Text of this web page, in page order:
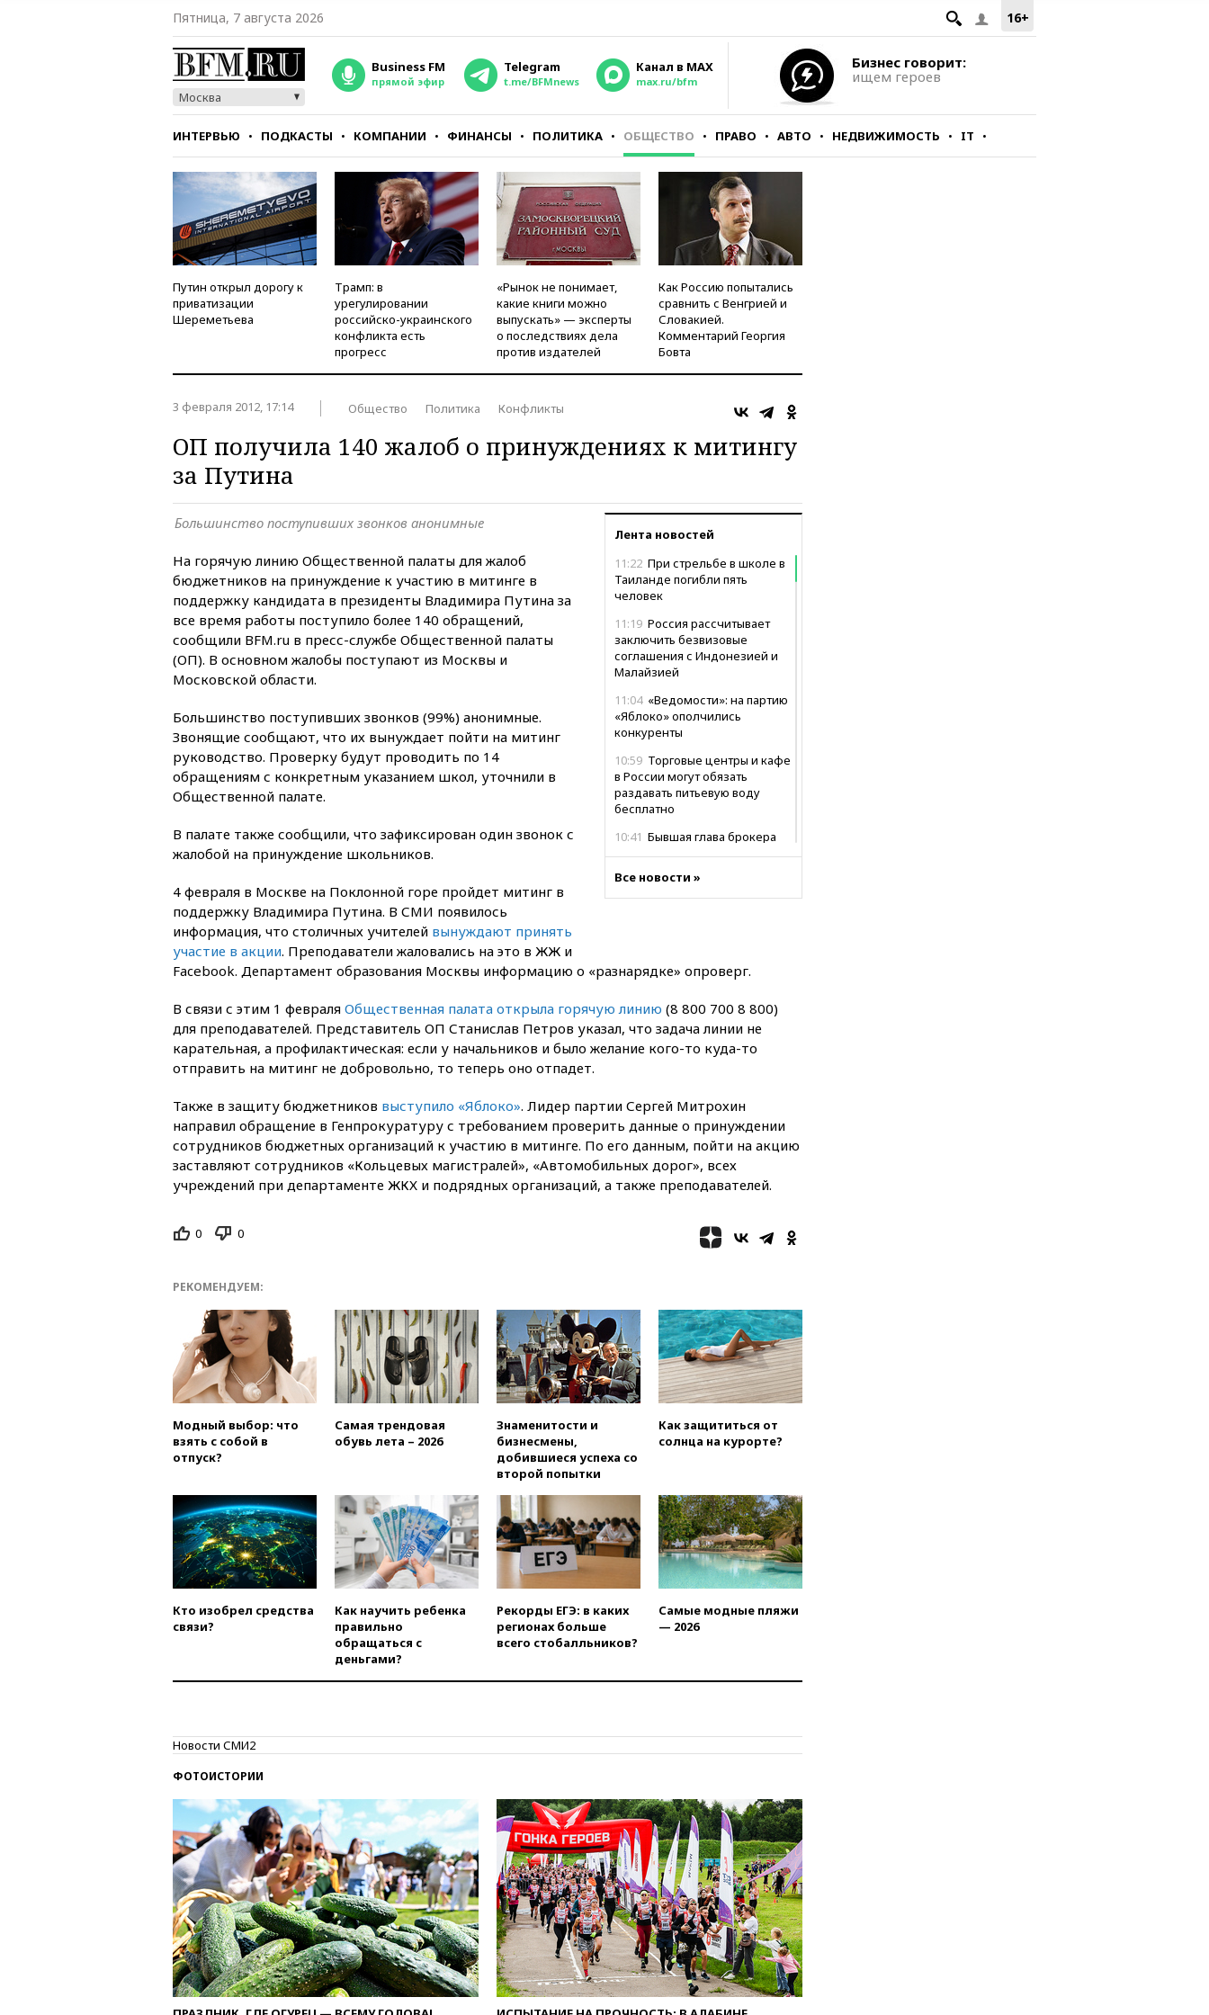
16+
Пятница, 7 августа 2026
Москва
Business FM
прямой эфир
Telegram
t.me/BFMnews
Канал в MAX
max.ru/bfm
Бизнес говорит:
ищем героев
ИНТЕРВЬЮ ПОДКАСТЫ КОМПАНИИ ФИНАНСЫ ПОЛИТИКА ОБЩЕСТВО ПРАВО АВТО НЕДВИЖИМОСТЬ IT
СТИЛЬ ТЕСТЫ
Путин открыл дорогу к
приватизации
Шереметьева
Трамп: в
урегулировании
российско-украинского
конфликта есть
прогресс
«Рынок не понимает,
какие книги можно
выпускать» — эксперты
о последствиях дела
против издателей
Как Россию попытались
сравнить с Венгрией и
Словакией.
Комментарий Георгия
Бовта
3 февраля 2012, 17:14 Общество Политика Конфликты
ОП получила 140 жалоб о принуждениях к митингу
за Путина
Лента новостей
11:22 При стрельбе в школе в
Таиланде погибли пять
человек
11:19 Россия рассчитывает
заключить безвизовые
соглашения с Индонезией и
Малайзией
11:04 «Ведомости»: на партию
«Яблоко» ополчились
конкуренты
10:59 Торговые центры и кафе
в России могут обязать
раздавать питьевую воду
бесплатно
10:41 Бывшая глава брокера
10:41Пашинян: Армения
10:21 ФСБ задержала более
обмена криптовалюты в
«Москве-Сити»
10:13 Минтранс предлагает
09:56 Хакеры нашли
документы об ударах ВСУ по
России
об истощении боеприпасов у
состав Евросоюза
09:18
Пашинян сообщил о
приверженности Армении
основополагающим
принципам ЕАЭС
удмуртской «Ижавиа»
попросили уволиться
американец Гилман
находится при смерти
08:22
В Екатеринбурге
атакован склад Wildberries
В Таиланде ученик
есть жертвы
07:00
вреде психическому
в США
04:00
Суд взыскал почти 5 млн
рублей в пользу семьи
отравившегося в детсаду
мальчика
03:00МИД РФ: попытки Запада
рассорить Россию и Казахстан
обречены на провал
02:00Ни один водоем Англии
не соответствует нормам
химической безопасности
Все новости »
Большинство поступивших звонков анонимные
На горячую линию Общественной палаты для жалоб
бюджетников на принуждение к участию в митинге в
поддержку кандидата в президенты Владимира Путина за
все время работы поступило более 140 обращений,
сообщили BFM.ru в пресс-службе Общественной палаты
(ОП). В основном жалобы поступают из Москвы и
Московской области.
Большинство поступивших звонков (99%) анонимные.
Звонящие сообщают, что их вынуждает пойти на митинг
руководство. Проверку будут проводить по 14
обращениям с конкретным указанием школ, уточнили в
Общественной палате.
В палате также сообщили, что зафиксирован один звонок с
жалобой на принуждение школьников.
4 февраля в Москве на Поклонной горе пройдет митинг в
поддержку Владимира Путина. В СМИ появилось
информация, что столичных учителей вынуждают принять
участие в акции. Преподаватели жаловались на это в ЖЖ и
Facebook. Департамент образования Москвы информацию о «разнарядке» опроверг.
В связи с этим 1 февраля Общественная палата открыла горячую линию (8 800 700 8 800)
для преподавателей. Представитель ОП Станислав Петров указал, что задача линии не
карательная, а профилактическая: если у начальников и было желание кого-то куда-то
отправить на митинг не добровольно, то теперь оно отпадет.
Также в защиту бюджетников выступило «Яблоко». Лидер партии Сергей Митрохин
направил обращение в Генпрокуратуру с требованием проверить данные о принуждении
сотрудников бюджетных организаций к участию в митинге. По его данным, пойти на акцию
заставляют сотрудников «Кольцевых магистралей», «Автомобильных дорог», всех
учреждений при департаменте ЖКХ и подрядных организаций, а также преподавателей.
0 0
РЕКОМЕНДУЕМ:
Модный выбор: что
взять с собой в
отпуск?
Самая трендовая
обувь лета – 2026
Знаменитости и
бизнесмены,
добившиеся успеха со
второй попытки
Как защититься от
солнца на курорте?
Кто изобрел средства
связи?
Как научить ребенка
правильно
обращаться с
деньгами?
Рекорды ЕГЭ: в каких
регионах больше
всего стобалльников?
Самые модные пляжи
— 2026
Новости СМИ2
ФОТОИСТОРИИ